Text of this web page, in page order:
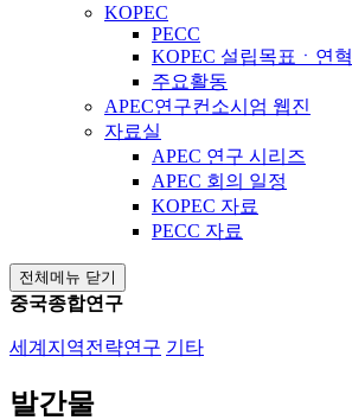
KOPEC
PECC
KOPEC 설립목표ㆍ연혁
주요활동
APEC연구컨소시엄 웹진
자료실
APEC 연구 시리즈
APEC 회의 일정
KOPEC 자료
PECC 자료
전체메뉴 닫기
중국종합연구
세계지역전략연구 기타
발간물